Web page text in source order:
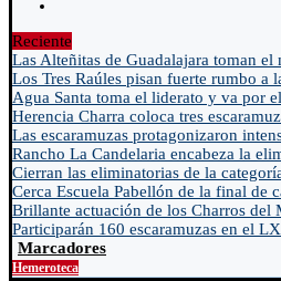
Reciente
Las Alteñitas de Guadalajara toman
Los Tres Raúles pisan fuerte rumbo a
Agua Santa toma el liderato y va por
Herencia Charra coloca tres
Las escaramuzas protagonizaron
Rancho La Candelaria encabeza la
Cierran las eliminatorias de la
Cerca Escuela Pabellón de la final de
Brillante actuación de los Charros del
Participarán 160 escaramuzas en el
Marcadores
Hemeroteca